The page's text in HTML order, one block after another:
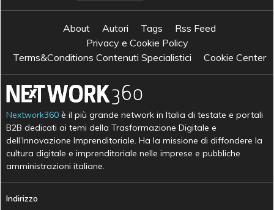
About Autori Tags
Rss Feed
Privacy e Cookie Policy
Terms&Conditions Contenuti Specialistici
Cookie Center
Nextwork360 è il più grande network in Italia di testate e portali
B2B dedicati ai temi della Trasformazione Digitale e
dell’Innovazione Imprenditoriale. Ha la missione di diffondere la
cultura digitale e imprenditoriale nelle imprese e pubbliche
amministrazioni italiane.
Indirizzo